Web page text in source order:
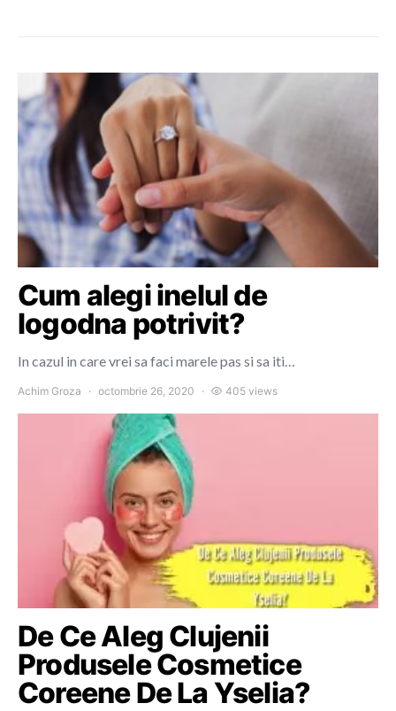
Cum alegi inelul de
logodna potrivit?
In cazul in care vrei sa faci marele pas si sa iti…
Achim Groza octombrie 26, 2020 405 views
De Ce Aleg Clujenii
Produsele Cosmetice
Coreene De La Yselia?